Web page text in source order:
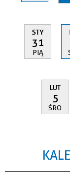
STY
31
PIĄ
LUT
5
ŚRO